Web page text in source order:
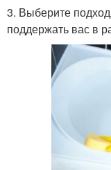
3. Выберите
поддержать вас в